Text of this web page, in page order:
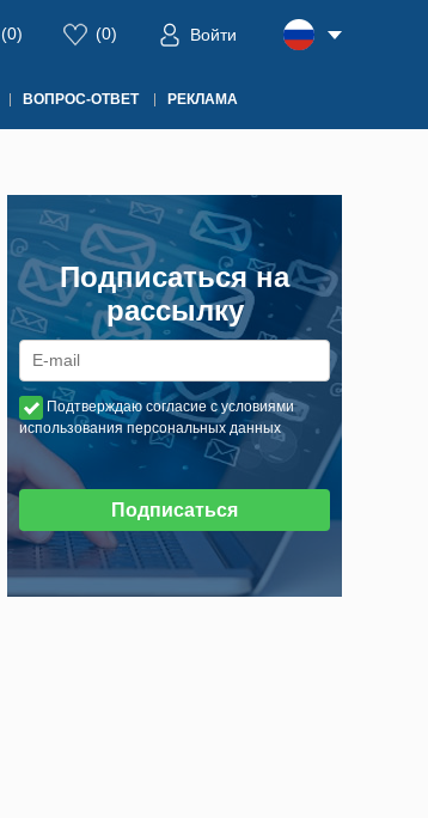
(0) (0) Войти
ВОПРОС-ОТВЕТ РЕКЛАМА
Подписаться на
рассылку
Подтверждаю согласие с условиями
использования персональных данных
Подписаться